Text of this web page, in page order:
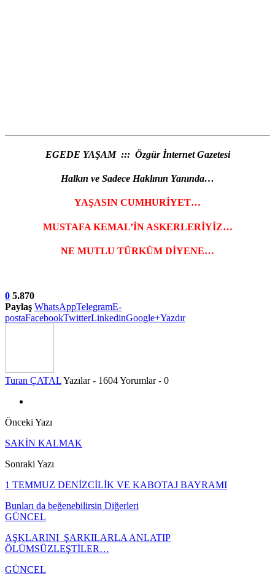
EGEDE YAŞAM ::: Özgür İnternet Gazetesi
Halkın ve Sadece Haklının Yanında…
YAŞASIN CUMHURİYET…
MUSTAFA KEMAL’İN ASKERLERİYİZ…
NE MUTLU TÜRKÜM DİYENE…
0 5.870
Paylaş WhatsAppTelegramE-
postaFacebookTwitterLinkedinGoogle+Yazdır
Turan ÇATALYazılar - 1604Yorumlar - 0
Önceki Yazı
SAKİN KALMAK
Sonraki Yazı
1 TEMMUZ DENİZCİLİK VE KABOTAJ BAYRAMI
Bunları da beğenebilirsin Diğerleri
GÜNCEL
AŞKLARINI ŞARKILARLA ANLATIP
ÖLÜMSÜZLEŞTİLER…
GÜNCEL